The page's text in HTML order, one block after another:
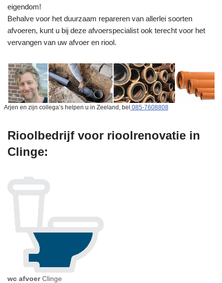
eigendom!
Behalve voor het duurzaam repareren van allerlei soorten
afvoeren, kunt u bij deze afvoerspecialist ook terecht voor het
vervangen van uw afvoer en riool.
Arjen en zijn collega’s helpen u in Zeeland, bel 085-7608808
Rioolbedrijf voor rioolrenovatie in
Clinge:
wc afvoer Clinge